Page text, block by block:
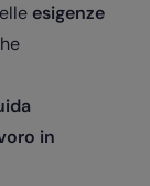
esigenze
in